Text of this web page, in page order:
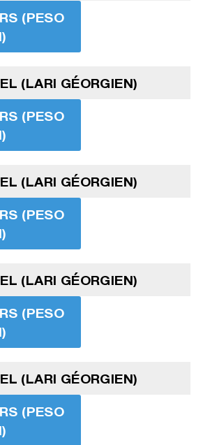
(PESO
(LARI GÉORGIEN)
(PESO
(LARI GÉORGIEN)
(PESO
(LARI GÉORGIEN)
(PESO
(LARI GÉORGIEN)
(PESO